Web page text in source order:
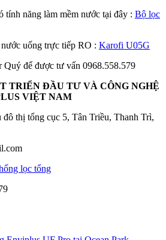
tính năng làm mềm nước tại đây : Bộ lọc
uống trực tiếp RO : Karofi U05G
để được tư vấn 0968.558.579
TRIỂN ĐẦU TƯ VÀ CÔNG NGHỆ
VIỆT NAM
thị tổng cục 5, Tân Triều, Thanh Trì,
lọc tổng